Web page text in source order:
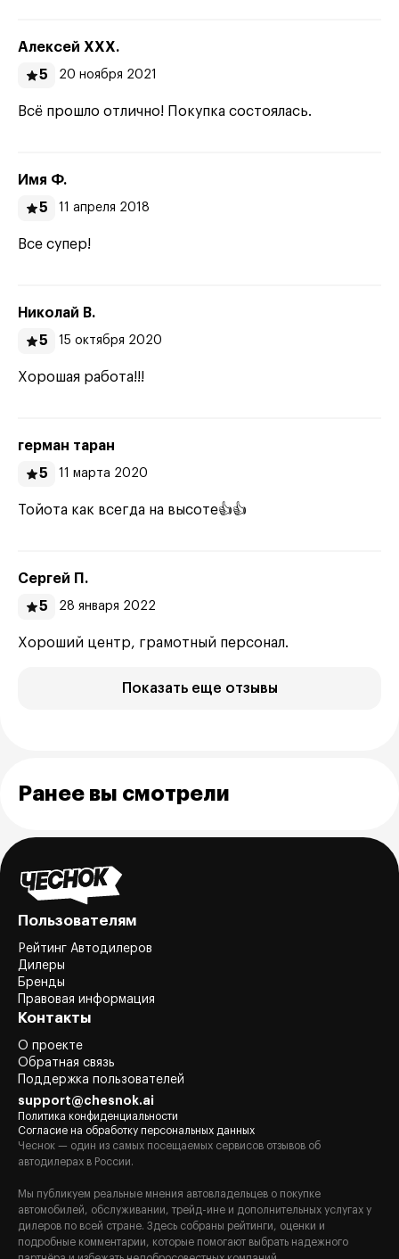
Алексей ХХХ.
5
20 ноября 2021
Всё прошло отлично! Покупка состоялась.
Имя Ф.
5
11 апреля 2018
Все супер!
Николай В.
5
15 октября 2020
Хорошая работа!!!
герман таран
5
11 марта 2020
Тойота как всегда на высоте👍👍
Сергей П.
5
28 января 2022
Хороший центр, грамотный персонал.
Показать еще отзывы
Ранее вы смотрели
Пользователям
Рейтинг Автодилеров
Дилеры
Бренды
Правовая информация
Контакты
О проекте
Обратная связь
Поддержка пользователей
support@chesnok.ai
Политика конфиденциальности
Согласие на обработку персональных данных
Чеснок — один из самых посещаемых сервисов отзывов об
автодилерах в России.
Мы публикуем реальные мнения автовладельцев о покупке
автомобилей, обслуживании, трейд-ине и дополнительных услугах у
дилеров по всей стране. Здесь собраны рейтинги, оценки и
подробные комментарии, которые помогают выбрать надежного